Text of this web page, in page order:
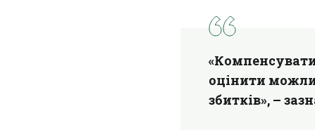
оцінити
збитків», –